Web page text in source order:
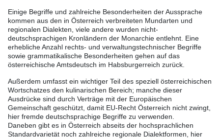
Einige Begriffe und zahlreiche Besonderheiten der Aussprache
kommen aus den in Österreich verbreiteten Mundarten und
regionalen Dialekten, viele andere wurden nicht-
deutschsprachigen Kronländern der Monarchie entlehnt. Eine
erhebliche Anzahl rechts- und verwaltungstechnischer Begriffe
sowie grammatikalische Besonderheiten gehen auf das
österreichische Amtsdeutsch im Habsburgerreich zurück.
Außerdem umfasst ein wichtiger Teil des speziell österreichischen
Wortschatzes den kulinarischen Bereich; manche dieser
Ausdrücke sind durch Verträge mit der Europäischen
Gemeinschaft geschützt, damit EU-Recht Österreich nicht zwingt,
hier fremde deutschsprachige Begriffe zu verwenden.
Daneben gibt es in Österreich abseits der hochsprachlichen
Standardvarietät noch zahlreiche regionale Dialektformen, hier